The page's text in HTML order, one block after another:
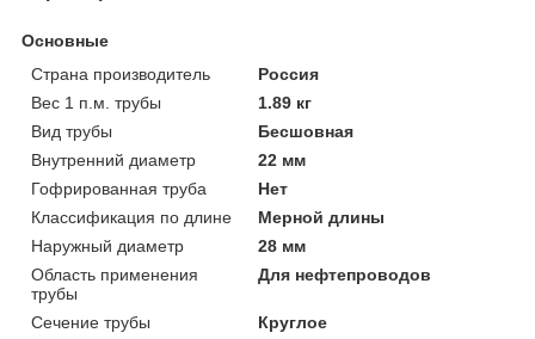
Основные
Страна производитель
Россия
Вес 1 п.м. трубы
1.89 кг
Вид трубы
Бесшовная
Внутренний диаметр
22 мм
Гофрированная труба
Нет
Классификация по длине
Мерной длины
Наружный диаметр
28 мм
Область применения
трубы
Для нефтепроводов
Сечение трубы
Круглое